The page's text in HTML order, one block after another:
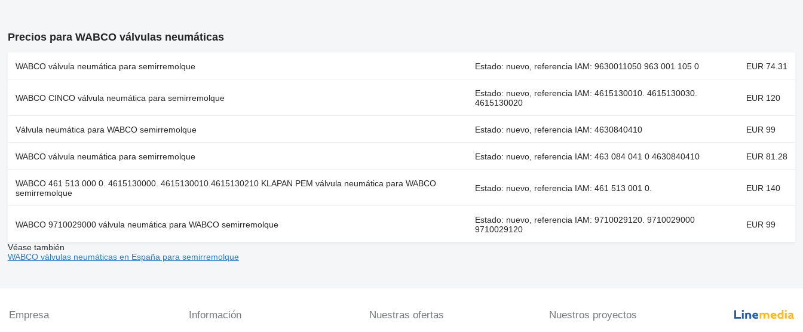
Precios para WABCO válvulas neumáticas
WABCO válvula neumática para semirremolque Estado: nuevo, referencia IAM: 9630011050 963 001 105 0 EUR 74.31
WABCO CINCO válvula neumática para semirremolque
Estado: nuevo, referencia IAM: 4615130010. 4615130030.
4615130020
EUR 120
Válvula neumática para WABCO semirremolque Estado: nuevo, referencia IAM: 4630840410 EUR 99
WABCO válvula neumática para semirremolque Estado: nuevo, referencia IAM: 463 084 041 0 4630840410 EUR 81.28
WABCO 461 513 000 0. 4615130000. 4615130010.4615130210 KLAPAN PEM válvula neumática para WABCO
semirremolque
Estado: nuevo, referencia IAM: 461 513 001 0. EUR 140
WABCO 9710029000 válvula neumática para WABCO semirremolque
Estado: nuevo, referencia IAM: 9710029120. 9710029000
9710029120
EUR 99
Véase también
WABCO válvulas neumáticas en España para semirremolque
Empresa Información Nuestras ofertas Nuestros proyectos